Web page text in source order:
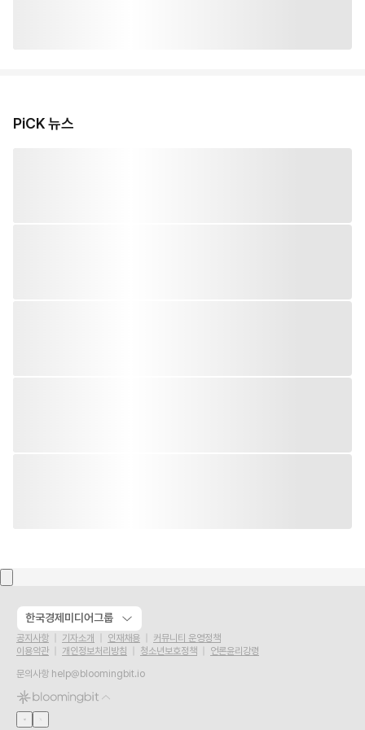
PiCK 뉴스
한국경제미디어그룹
공지사항 기자소개 인재채용
커뮤니티 운영정책
이용약관
개인정보처리방침 청소년보호정책
언론윤리강령
문의사항 help@bloomingbit.io